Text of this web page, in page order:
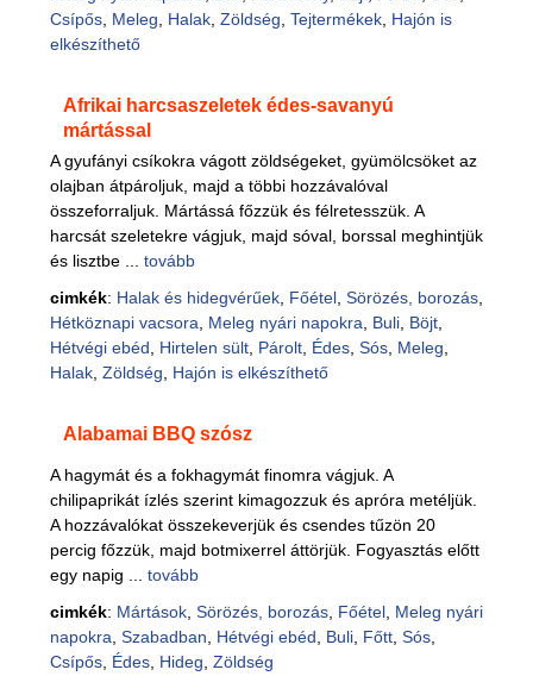
Csípős, Meleg Halak, Zöldség Tejtermékek, Hajón is
elkészíthető
Afrikai harcsaszeletek édes-savanyú
mártással
A gyufányi csíkokra vágott zöldségeket, gyümölcsöket az
olajban átpároljuk, majd a többi hozzávalóval
összeforraljuk. Mártássá főzzük és félretesszük. A
harcsát szeletekre vágjuk, majd sóval, borssal meghintjük
és lisztbe ... tovább
cimkék: Halak és hidegvérűek, Főétel, Sörözés, borozás,
Hétköznapi vacsora
Meleg nyári napokra Buli, Böjt,
Hétvégi ebéd
Hirtelen sült, Párolt, Édes, Sós, Meleg
Halak, Zöldség Hajón is elkészíthető
Alabamai BBQ szósz
A hagymát és a fokhagymát finomra vágjuk. A
chilipaprikát ízlés szerint kimagozzuk és apróra metéljük.
A hozzávalókat összekeverjük és csendes tűzön 20
percig főzzük, majd botmixerrel áttörjük. Fogyasztás előtt
egy napig ... tovább
cimkék: Mártások, Sörözés, borozás, Főétel, Meleg nyári
napokra Szabadban Hétvégi ebéd Buli, Főtt, Sós,
Csípős, Édes, Hideg Zöldség